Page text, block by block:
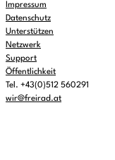
Impressum
Datenschutz
Unterstützen
Netzwerk
Support
Öffentlichkeit
Tel. +43(0)512 560291
wir@freirad.at